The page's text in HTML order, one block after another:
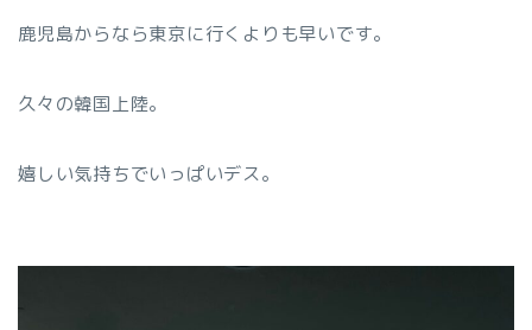
鹿児島からなら東京に行くよりも早いです。
久々の韓国上陸。
嬉しい気持ちでいっぱいデス。